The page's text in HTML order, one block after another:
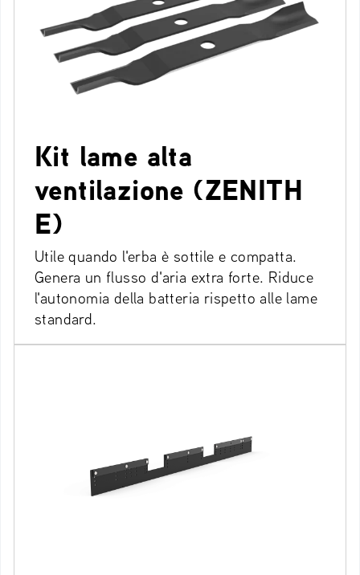
Kit lame alta
ventilazione (ZENITH
E)
Utile quando l'erba è sottile e compatta.
Genera un flusso d'aria extra forte. Riduce
l'autonomia della batteria rispetto alle lame
standard.